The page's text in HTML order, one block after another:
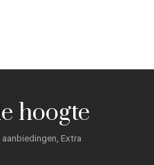
hoogte
Extra